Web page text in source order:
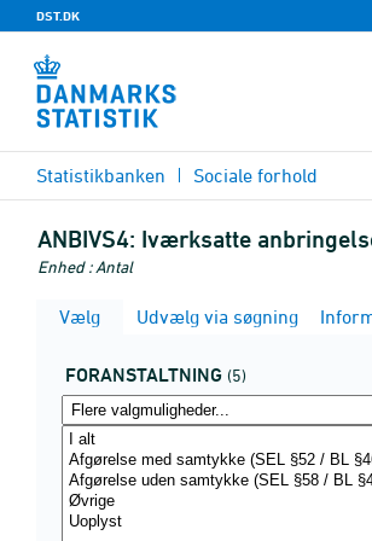
DST.DK
Statistikbanken Sociale forhold
ANBIVS4: Iværksatte
Enhed : Antal
Vælg Udvælg via søgning
FORANSTALTNING (5)